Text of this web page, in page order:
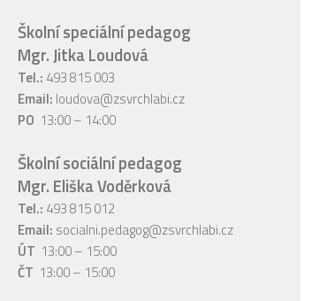
Školní speciální pedagog
Mgr. Jitka Loudová
Tel.: 493 815 003
Email: loudova@zsvrchlabi.cz
PO 13:00 – 14:00
Školní sociální pedagog
Mgr. Eliška Voděrková
Tel.: 493 815 012
Email: socialni.pedagog@zsvrchlabi.cz
ÚT 13:00 – 15:00
ČT 13:00 – 15:00